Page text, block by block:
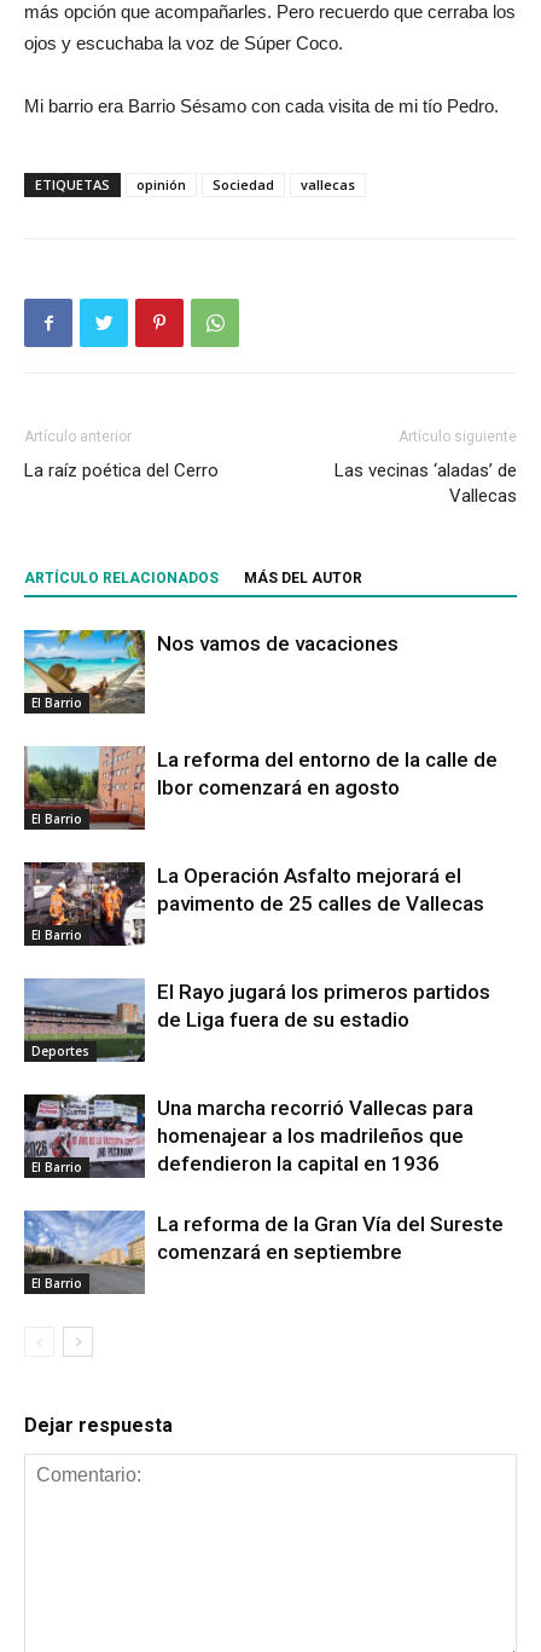
más opción que acompañarles. Pero recuerdo que cerraba los
ojos y escuchaba la voz de Súper Coco.
Mi barrio era Barrio Sésamo con cada visita de mi tío Pedro.
ETIQUETAS opinión Sociedad vallecas
Artículo anterior
La raíz poética del Cerro
Artículo siguiente
Las vecinas ‘aladas’ de
Vallecas
ARTÍCULO RELACIONADOS MÁS DEL AUTOR
El Barrio
Nos vamos de vacaciones
El Barrio
La reforma del entorno de la calle de
Ibor comenzará en agosto
El Barrio
La Operación Asfalto mejorará el
pavimento de 25 calles de Vallecas
Deportes
El Rayo jugará los primeros partidos
de Liga fuera de su estadio
El Barrio
Una marcha recorrió Vallecas para
homenajear a los madrileños que
defendieron la capital en 1936
El Barrio
La reforma de la Gran Vía del Sureste
comenzará en septiembre
Dejar respuesta